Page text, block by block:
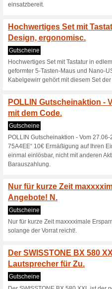
anderen
Sichern
Gutscheine
Abonnieren
EEK: A+
Hochwertige